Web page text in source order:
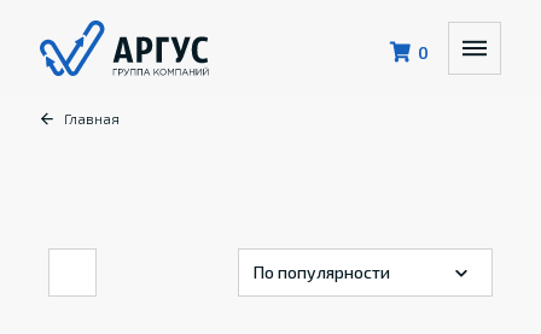
0
Главная